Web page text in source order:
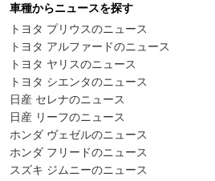
車種からニュースを探す
トヨタ プリウスのニュース
トヨタ アルファードのニュース
トヨタ ヤリスのニュース
トヨタ シエンタのニュース
日産 セレナのニュース
日産 リーフのニュース
ホンダ ヴェゼルのニュース
ホンダ フリードのニュース
スズキ ジムニーのニュース